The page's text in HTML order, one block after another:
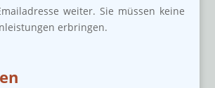
weiter. Sie müssen keine
erbringen.